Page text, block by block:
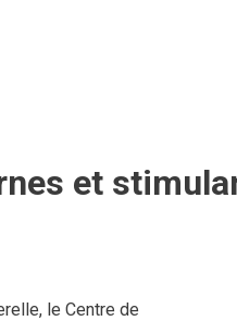
et
le Centre de